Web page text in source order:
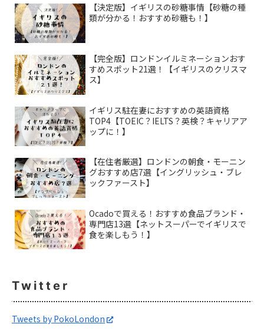
【決定版】イギリスの砂糖事情【砂糖の種
類が分かる！おすすめ砂糖も！】
【完全版】ロンドンイルミネーションおす
すめスポット21選！【イギリスのクリスマ
ス】
イギリス駐在妻におすすめの英語資格
TOP4【TOEIC？IELTS？英検？キャリアア
ップに！】
【在住者厳選】ロンドンの朝食・モーニン
グおすすめ店7選【イングリッシュ・ブレ
ックファースト】
Ocadoで買える！おすすめ食品ブランド・
専門店13選【ネットスーパーでイギリスで
食を楽しもう！】
Twitter
Tweets by PokoLondon